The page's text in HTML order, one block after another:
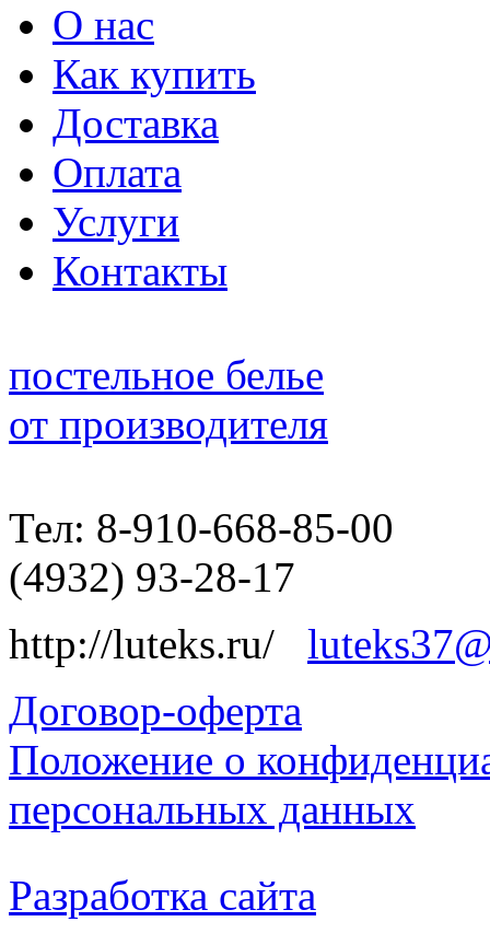
О нас
Как купить
Доставка
Оплата
Услуги
Контакты
постельное белье
от производителя
Тел: 8-910-668-85-00
(4932) 93-28-17
http://luteks.ru/
Договор-оферта
Положение о
персональных данных
Разработка сайта